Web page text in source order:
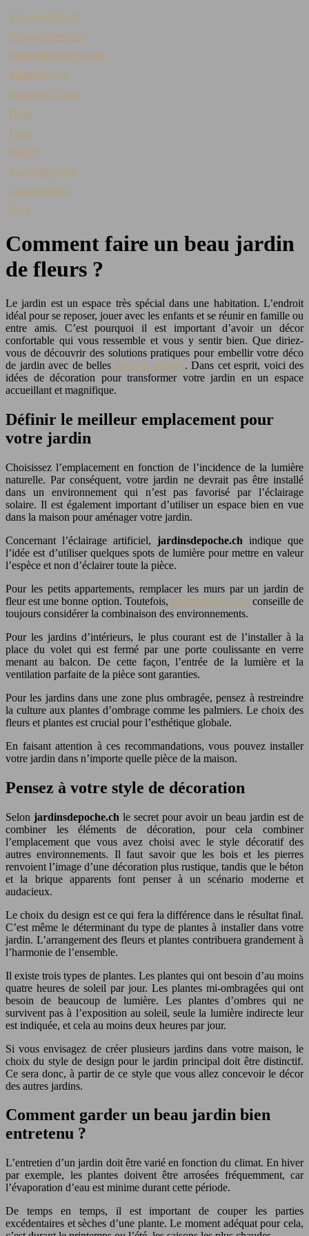
Shopping/Mode
Voyage/Tourisme
Immobilier/Patrimoine
Maison/Déco
Business/Emploi
Droit
Food
Beauté
Santé/Bien-être
Loisirs/Sports
Blog
Comment faire un beau jardin
de fleurs ?
Le jardin est un espace très spécial dans une habitation. L’endroit
idéal pour se reposer, jouer avec les enfants et se réunir en famille ou
entre amis. C’est pourquoi il est important d’avoir un décor
confortable qui vous ressemble et vous y sentir bien. Que diriez-
vous de découvrir des solutions pratiques pour embellir votre déco
de jardin avec de belles fleurs et plantes. Dans cet esprit, voici des
idées de décoration pour transformer votre jardin en un espace
accueillant et magnifique.
Définir le meilleur emplacement pour
votre jardin
Choisissez l’emplacement en fonction de l’incidence de la lumière
naturelle. Par conséquent, votre jardin ne devrait pas être installé
dans un environnement qui n’est pas favorisé par l’éclairage
solaire. Il est également important d’utiliser un espace bien en vue
dans la maison pour aménager votre jardin.
Concernant l’éclairage artificiel, jardinsdepoche.ch indique que
l’idée est d’utiliser quelques spots de lumière pour mettre en valeur
l’espèce et non d’éclairer toute la pièce.
Pour les petits appartements, remplacer les murs par un jardin de
fleur est une bonne option. Toutefois, jardinsdepoche.ch conseille de
toujours considérer la combinaison des environnements.
Pour les jardins d’intérieurs, le plus courant est de l’installer à la
place du volet qui est fermé par une porte coulissante en verre
menant au balcon. De cette façon, l’entrée de la lumière et la
ventilation parfaite de la pièce sont garanties.
Pour les jardins dans une zone plus ombragée, pensez à restreindre
la culture aux plantes d’ombrage comme les palmiers. Le choix des
fleurs et plantes est crucial pour l’esthétique globale.
En faisant attention à ces recommandations, vous pouvez installer
votre jardin dans n’importe quelle pièce de la maison.
Pensez à votre style de décoration
Selon jardinsdepoche.ch le secret pour avoir un beau jardin est de
combiner les éléments de décoration, pour cela combiner
l’emplacement que vous avez choisi avec le style décoratif des
autres environnements. Il faut savoir que les bois et les pierres
renvoient l’image d’une décoration plus rustique, tandis que le béton
et la brique apparents font penser à un scénario moderne et
audacieux.
Le choix du design est ce qui fera la différence dans le résultat final.
C’est même le déterminant du type de plantes à installer dans votre
jardin. L’arrangement des fleurs et plantes contribuera grandement à
l’harmonie de l’ensemble.
Il existe trois types de plantes. Les plantes qui ont besoin d’au moins
quatre heures de soleil par jour. Les plantes mi-ombragées qui ont
besoin de beaucoup de lumière. Les plantes d’ombres qui ne
survivent pas à l’exposition au soleil, seule la lumière indirecte leur
est indiquée, et cela au moins deux heures par jour.
Si vous envisagez de créer plusieurs jardins dans votre maison, le
choix du style de design pour le jardin principal doit être distinctif.
Ce sera donc, à partir de ce style que vous allez concevoir le décor
des autres jardins.
Comment garder un beau jardin bien
entretenu ?
L’entretien d’un jardin doit être varié en fonction du climat. En hiver
par exemple, les plantes doivent être arrosées fréquemment, car
l’évaporation d’eau est minime durant cette période.
De temps en temps, il est important de couper les parties
excédentaires et sèches d’une plante. Le moment adéquat pour cela,